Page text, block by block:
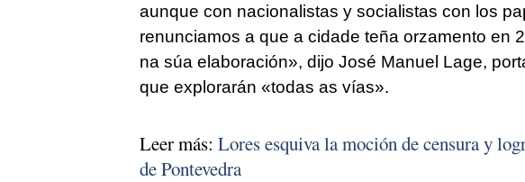
aunque con nacionalistas y socialistas con los
renunciamos a que a cidade teña orzamento en
na súa elaboración», dijo José Manuel Lage,
que explorarán «todas as vías».
Leer más: Lores esquiva la moción de censura y
de Pontevedra